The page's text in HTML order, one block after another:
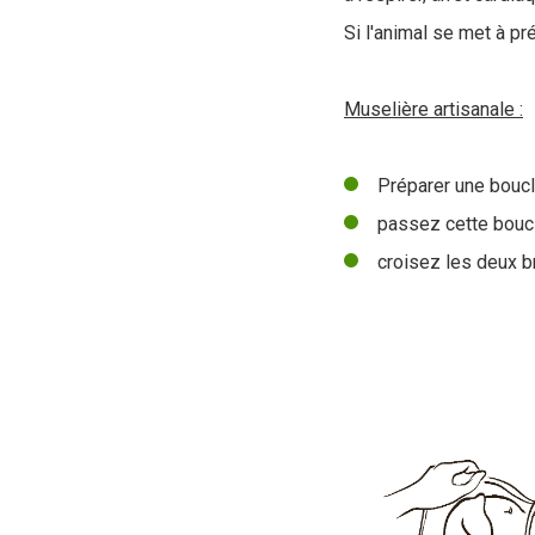
Si l'animal se met à
Muselière artisanale :
Préparer une
passez cette
croisez les deux